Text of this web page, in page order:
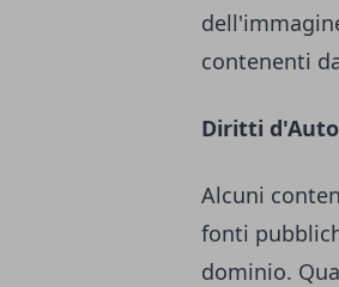
contenenti
Diritti
Alcuni
fonti
dominio.